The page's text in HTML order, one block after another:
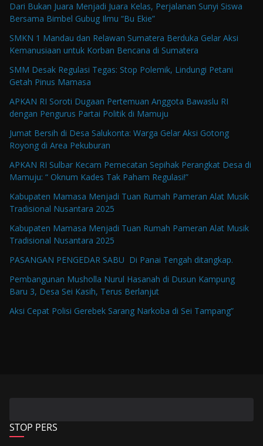
Dari Bukan Juara Menjadi Juara Kelas, Perjalanan Sunyi Siswa
Bersama Bimbel Gubug Ilmu “Bu Ekie”
SMKN 1 Mandau dan Relawan Sumatera Berduka Gelar Aksi
Kemanusiaan untuk Korban Bencana di Sumatera
SMM Desak Regulasi Tegas: Stop Polemik, Lindungi Petani
Getah Pinus Mamasa
APKAN RI Soroti Dugaan Pertemuan Anggota Bawaslu RI
dengan Pengurus Partai Politik di Mamuju
Jumat Bersih di Desa Salukonta: Warga Gelar Aksi Gotong
Royong di Area Pekuburan
APKAN RI Sulbar Kecam Pemecatan Sepihak Perangkat Desa di
Mamuju: “ Oknum Kades Tak Paham Regulasi!”
Kabupaten Mamasa Menjadi Tuan Rumah Pameran Alat Musik
Tradisional Nusantara 2025
Kabupaten Mamasa Menjadi Tuan Rumah Pameran Alat Musik
Tradisional Nusantara 2025
PASANGAN PENGEDAR SABU Di Panai Tengah ditangkap.
Pembangunan Musholla Nurul Hasanah di Dusun Kampung
Baru 3, Desa Sei Kasih, Terus Berlanjut
Aksi Cepat Polisi Gerebek Sarang Narkoba di Sei Tampang”
STOP PERS